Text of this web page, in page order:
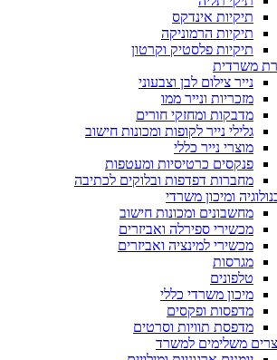
תיקיות אינדקס
תיקיות הרמוניקה
תיקיות פלסטיק וקרטון
משרדית
נייר צילום לבן וצבעוני
מזכריות ונייר ממו
מדבקות ומחזקי חורים
גלילי נייר לקופות ומכונות חישוב
מוצרי נייר כללי
פנקסים כרטיסיות ומעטפות
מחברות דפדפות ובלוקים לכתיבה
ומיכון משרדי
מחשבונים ומכונות חישוב
מכשירי ספירלה ואביזרים
מכשירי למינציה ואביזרים
מגרסות
טלפונים
מיכון משרדי כללי
מדפסות ופקסים
מדפסת תוויות וסרטים
משלימים למשרד